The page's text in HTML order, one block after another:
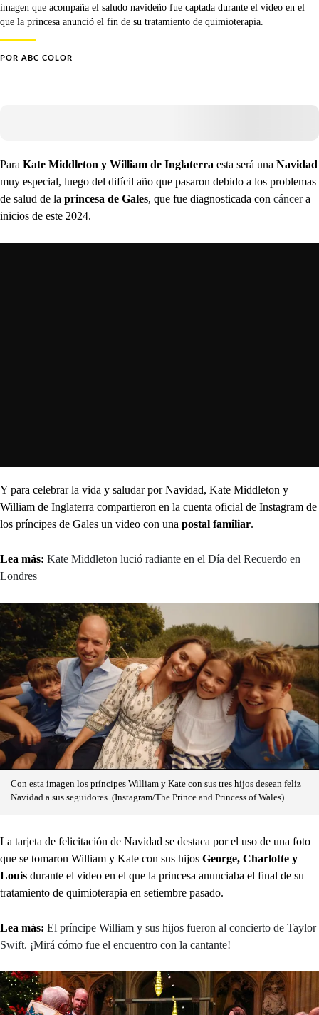
imagen que acompaña el saludo navideño fue captada durante el video en el
que la princesa anunció el fin de su tratamiento de quimioterapia.
POR ABC COLOR
Para Kate Middleton y William de Inglaterra esta será una Navidad
muy especial, luego del difícil año que pasaron debido a los problemas
de salud de la princesa de Gales, que fue diagnosticada con cáncera
inicios de este 2024.
Y para celebrar la vida y saludar por Navidad, Kate Middleton y
William de Inglaterra compartieron en la cuenta oficial de Instagram de
los príncipes de Gales un video con una postal familiar.
Lea más: Kate Middleton lució radiante en el Día del Recuerdo en
Londres
Con esta imagen los príncipes William y Kate con sus tres hijos desean feliz
Navidad a sus seguidores. (Instagram/The Prince and Princess of Wales)
La tarjeta de felicitación de Navidad se destaca por el uso de una foto
que se tomaron William y Kate con sus hijos George, Charlotte y
Louis durante el video en el que la princesa anunciaba el final de su
tratamiento de quimioterapia en setiembre pasado.
Lea más: El príncipe William y sus hijos fueron al concierto de Taylor
Swift. ¡Mirá cómo fue el encuentro con la cantante!